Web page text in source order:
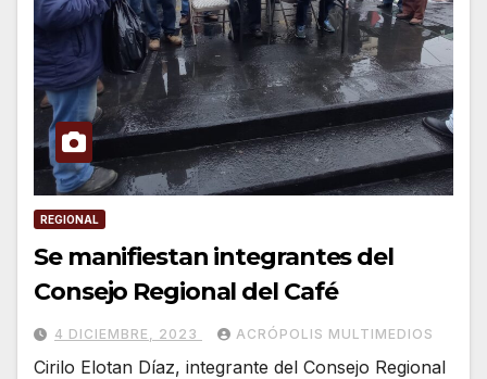
REGIONAL
Se manifiestan integrantes del
Consejo Regional del Café
4 DICIEMBRE, 2023 ACRÓPOLIS MULTIMEDIOS
Cirilo Elotan Díaz, integrante del Consejo Regional